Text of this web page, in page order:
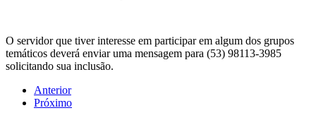
O servidor que tiver interesse em participar em algum dos grupos
temáticos deverá enviar uma mensagem para (53) 98113-3985
solicitando sua inclusão.
Anterior
Próximo